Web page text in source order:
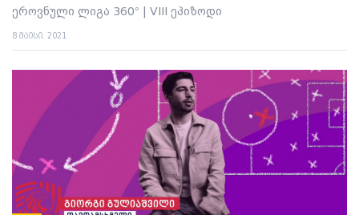
ეროვნული ლიგა 360° | VIII ეპიზოდი
8 მაისი. 2021